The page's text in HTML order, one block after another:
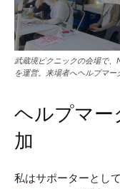
武蔵境ピクニックの会場で、
を運営。来場者へヘルプマー
ヘルプマー
加
私はサポーターとして